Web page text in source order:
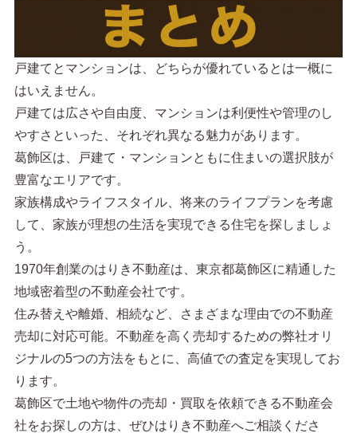
戸建てとマンションは、どちらが優れているとは一概に
はいえません。
戸建ては広さや自由度、マンションは利便性や管理のし
やすさといった、それぞれ異なる魅力があります。
葛飾区は、戸建て・マンションともに住まいの選択肢が
豊富なエリアです。
家族構成やライフスタイル、将来のライフプランを考慮
して、家族が理想の生活を実現できる住宅を探しましょ
う。
1970年創業のはりき不動産は、東京都葛飾区に精通した
地域密着型の不動産会社です。
住み替えや離婚、相続など、さまざまな理由での不動産
売却に対応可能。不動産を高く売却するための弊社オリ
ジナルの5つの方法をもとに、高値での査定を実現してお
ります。
葛飾区で土地や物件の売却・買取を依頼できる不動産会
社をお探しの方は、ぜひはりき不動産へご相談くださ